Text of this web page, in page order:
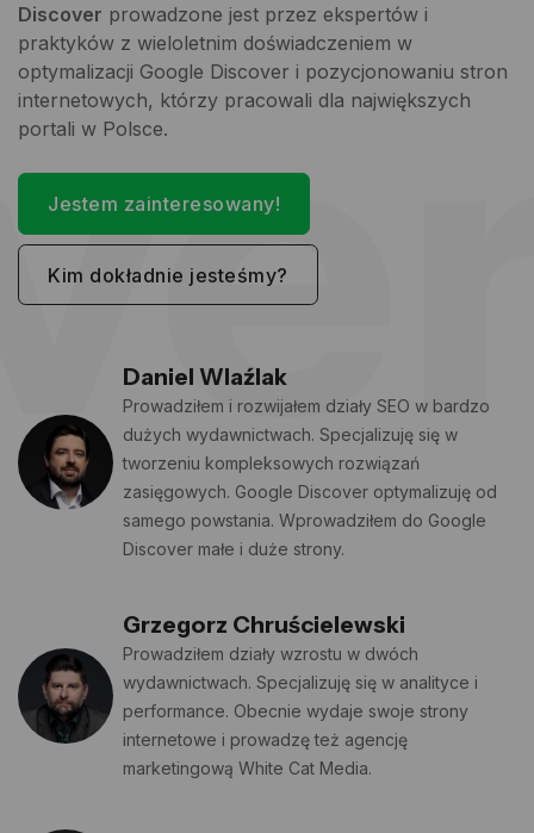
Discover prowadzone jest przez ekspertów i
praktyków z wieloletnim doświadczeniem w
optymalizacji Google Discover i pozycjonowaniu stron
internetowych, którzy pracowali dla największych
portali w Polsce.
Jestem zainteresowany!
Kim dokładnie jesteśmy?
Daniel Wlaźlak
Prowadziłem i rozwijałem działy SEO w bardzo
dużych wydawnictwach. Specjalizuję się w
tworzeniu kompleksowych rozwiązań
zasięgowych. Google Discover optymalizuję od
samego powstania. Wprowadziłem do Google
Discover małe i duże strony.
Grzegorz Chruścielewski
Prowadziłem działy wzrostu w dwóch
wydawnictwach. Specjalizuję się w analityce i
performance. Obecnie wydaje swoje strony
internetowe i prowadzę też agencję
marketingową White Cat Media.